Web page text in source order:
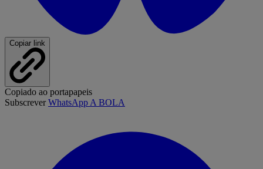
Copiar link
Copiado ao portapapeis
SubscreverWhatsApp A BOLA